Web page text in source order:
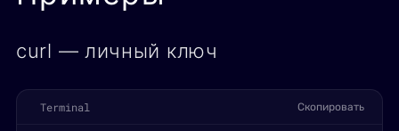
curl — личный ключ
Terminal Скопировать